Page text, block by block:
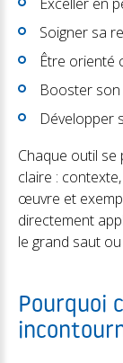
Soigner sa
Être orienté
Booster
Développer
Chaque outil
claire :
œuvre et
directement
le grand saut
Pourquoi